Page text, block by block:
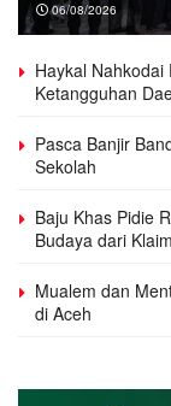
06/08/2026
Haykal
Ketangguhan
Pasca Banjir
Sekolah
Baju Khas Pidie
Budaya dari
Mualem dan
di Aceh